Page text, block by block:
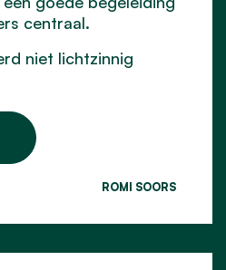
centraal.
niet lichtzinnig
ROMI SOORS